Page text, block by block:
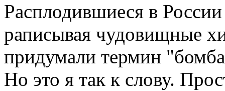
Расплодившиеся в
раписывая чудовищные
придумали термин
Но это я так к слову.